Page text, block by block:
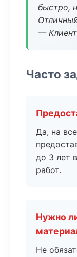
быстро,
—
Часто
Да, на
до 3 лет
работ.
Нужно
Не